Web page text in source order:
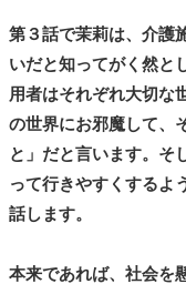
第３話で茉莉は、介護
いだと知ってがく然と
用者はそれぞれ大切な
の世界にお邪魔して、
と」だと言います。そ
って行きやすくするよ
話します。
本来であれば、社会を